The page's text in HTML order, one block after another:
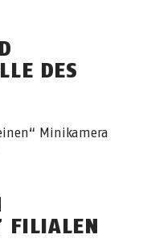
DES
Minikamera
FILIALEN